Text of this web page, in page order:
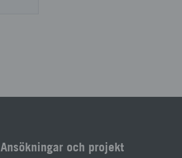
Ansökningar och projekt